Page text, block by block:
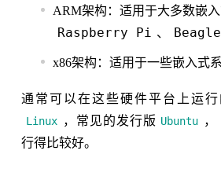
ARM架构：适用于大多数嵌
Raspberry Pi 、
x86架构：适用于一些嵌入式
通常可以在这些硬件平台上运
Linux ，常见的发行版 Ubuntu ，
行得比较好。